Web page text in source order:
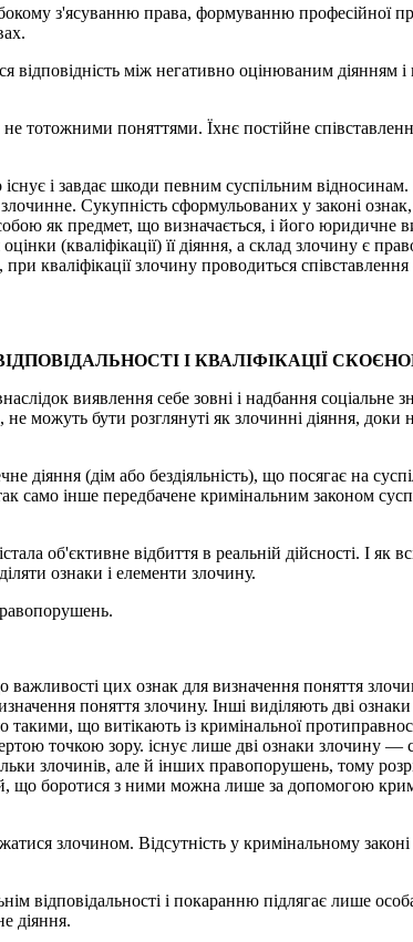
з'ясуванню права, формуванню професійної
відповідність між негативно оцінюваним діянням
тотожними поняттями. Їхнє постійне
і завдає шкоди певним суспільним
Сукупність сформульованих у законі
як предмет, що визначається, і його юридичне
(кваліфікації) її діяння, а склад злочину є
кваліфікації злочину проводиться співставлення
І КВАЛІФІКАЦІЇ
виявлення себе зовні і надбання
можуть бути розглянуті як злочинні діяння,
діяння (дім або бездіяльність), що посягає на
само інше передбачене кримінальним законом
об'єктивне відбиття в реальній дійсності. І як
ознаки і елементи злочину.
цих ознак для визначення поняття
поняття злочину. Інші виділяють дві
що витікають із кримінальної
точкою зору. існує лише дві ознаки злочину —
злочинів, але й інших правопорушень, тому
що боротися з ними можна лише за допомогою
злочином. Відсутність у кримінальному
відповідальності і покаранню підлягає лише
діяння.